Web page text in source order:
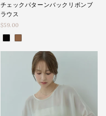
チェックパターンバックリボンブ
ラウス
$59.00